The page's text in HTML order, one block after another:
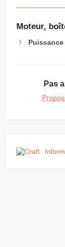
Moteur,
Pas